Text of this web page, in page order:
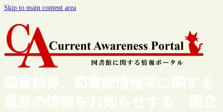
Skip to main content area
図書館界、図書館情報学に関する
最新の情報をお知らせする、国立